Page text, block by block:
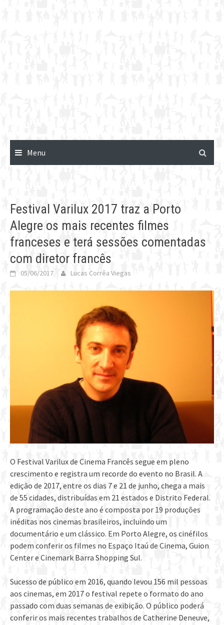
Menu
Festival Varilux 2017 traz a Porto
Alegre os mais recentes filmes
franceses e terá sessões comentadas
com diretor francês
05/06/2017 Lucas Corrêa Viegas
O Festival Varilux de Cinema Francês segue em pleno
crescimento e registra um recorde do evento no Brasil. A
edição de 2017, entre os dias 7 e 21 de junho, chega a mais
de 55 cidades, distribuídas em 21 estados e Distrito Federal.
A programação deste ano é composta por 19 produções
inéditas nos cinemas brasileiros, incluindo um
documentário e um clássico. Em Porto Alegre, os cinéfilos
podem conferir os filmes no Espaço Itaú de Cinema, Guion
Center e Cinemark Barra Shopping Sul.
Sucesso de público em 2016, quando levou 156 mil pessoas
aos cinemas, em 2017 o festival repete o formato do ano
passado com duas semanas de exibição. O público poderá
conferir os mais recentes trabalhos de Catherine Deneuve,